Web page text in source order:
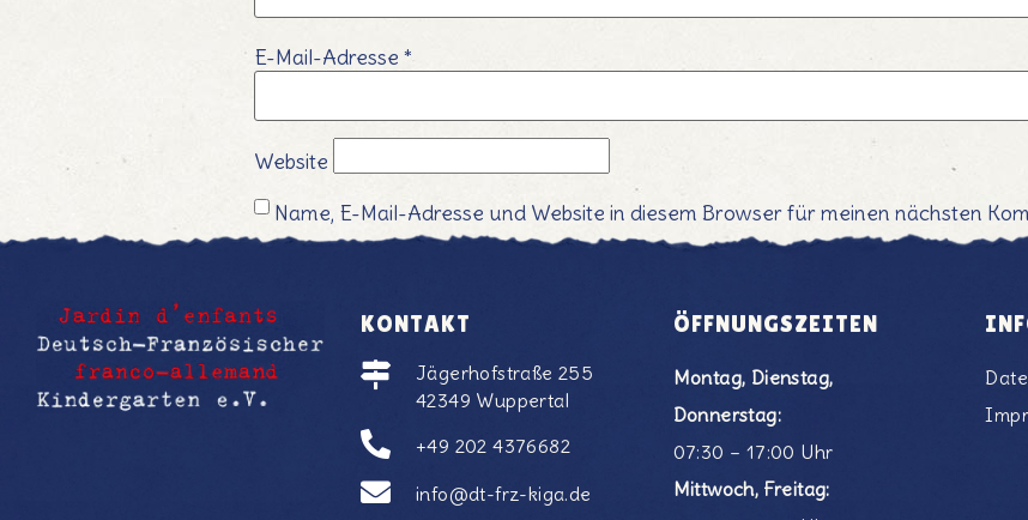
E-Mail-Adresse *
Website
Name, E-Mail-Adresse und Website in diesem Browser für meinen nächsten
KONTAKT
Jägerhofstraße 255
42349 Wuppertal
+49 202 4376682
info@dt-frz-kiga.de
ÖFFNUNGSZEITEN
Montag, Dienstag,
Donnerstag:
07:30 – 17:00 Uhr
Mittwoch, Freitag: